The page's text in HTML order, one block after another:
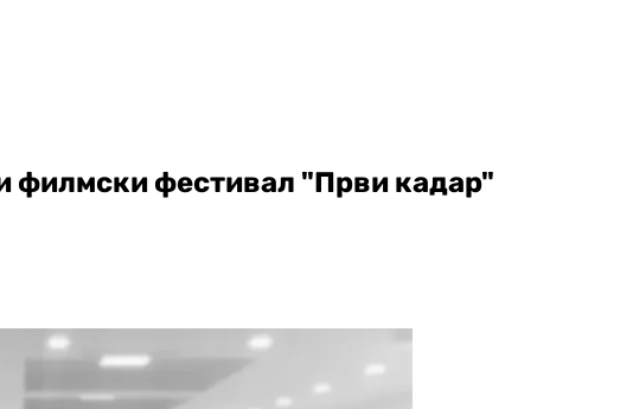
филмски фестивал "Први кадар"